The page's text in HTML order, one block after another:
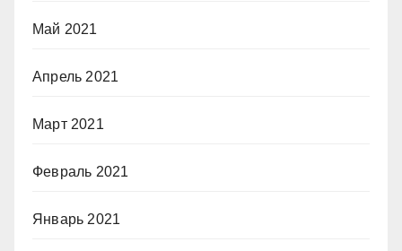
Май 2021
Апрель 2021
Март 2021
Февраль 2021
Январь 2021